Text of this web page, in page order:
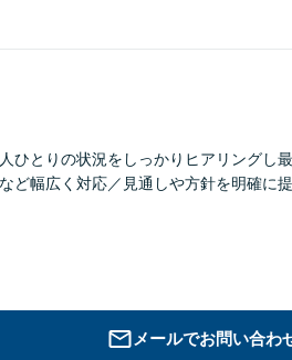
ひとりの状況をしっかりヒアリングし
ど幅広く対応／見通しや方針を明確に
メールでお問い合わ